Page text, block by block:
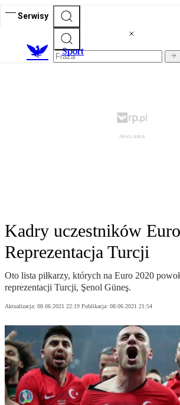
Serwisy
Sport
Kadry uczestników
Reprezentacja Turcji
Oto lista piłkarzy, których na Euro 2020
reprezentacji Turcji, Şenol Güneş.
Aktualizacja: 08.06.2021 22:19 Publikacja: 08.06.2021 21:54